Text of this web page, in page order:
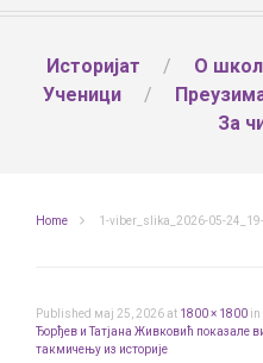
Историјат О
Ученици
За
Home 1-viber_slika_2026-05-
Published мај 25, 2026at 1800 × 1800 in
Ђорђев и Татјана Живковић показале
такмичењу из историје